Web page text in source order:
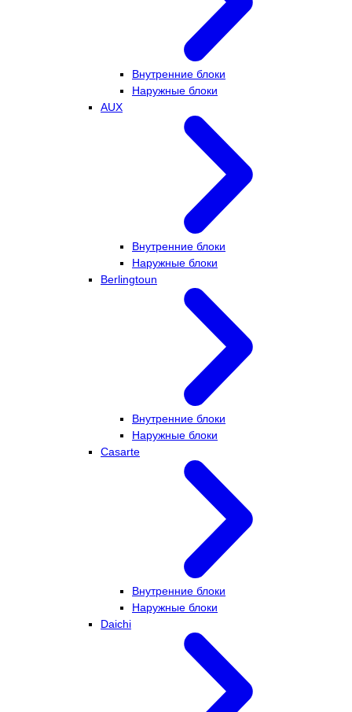
Внутренние блоки
Наружные блоки
AUX
Внутренние блоки
Наружные блоки
Berlingtoun
Внутренние блоки
Наружные блоки
Casarte
Внутренние блоки
Наружные блоки
Daichi